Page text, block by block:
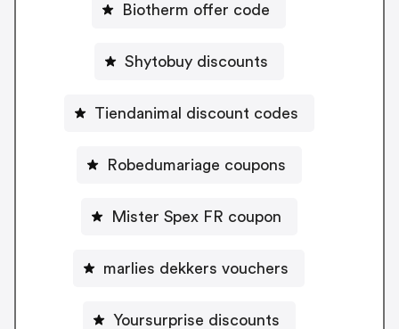
Biotherm offer code
Shytobuy discounts
Tiendanimal discount codes
Robedumariage coupons
Mister Spex FR coupon
marlies dekkers vouchers
Yoursurprise discounts